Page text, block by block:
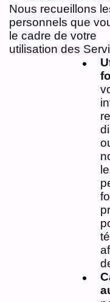
Nous recueillons
personnels que
le cadre de votre
utilisation des